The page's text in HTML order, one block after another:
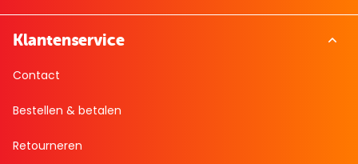
Klantenservice
Contact
Bestellen & betalen
Retourneren